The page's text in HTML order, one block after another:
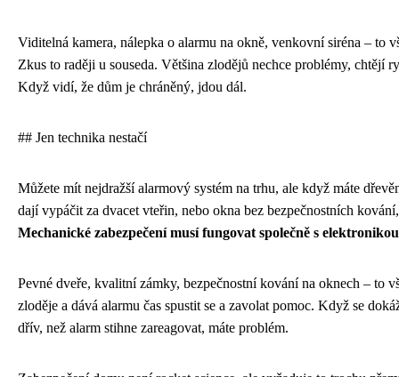
Viditelná kamera, nálepka o alarmu na okně, venkovní siréna – to
Zkus to raději u souseda. Většina zlodějů nechce problémy, chtějí
Když vidí, že dům je chráněný, jdou dál.
## Jen technika nestačí
Můžete mít nejdražší alarmový systém na trhu, ale když máte
dají vypáčit za dvacet vteřin, nebo okna bez bezpečnostních
Mechanické zabezpečení musí fungovat společně s
Pevné dveře, kvalitní zámky, bezpečnostní kování na oknech – to
zloděje a dává alarmu čas spustit se a zavolat pomoc. Když se
dřív, než alarm stihne zareagovat, máte problém.